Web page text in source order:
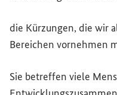
die Kürzungen, die wir
Bereichen vornehmen
Sie betreffen viele